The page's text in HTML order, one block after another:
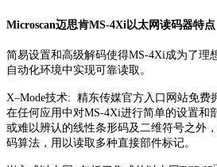
Microscan迈思肯MS-4Xi以太网读码器特点
简易设置和高级解码使得MS-4Xi成为了理想
自动化环境中实现可靠读取。
X–Mode技术: 精东传媒官方入口网站免费
在任何应用中对MS-4Xi进行简单的设置和部
或难以辨认的线性条形码及二维符号之外
码算法，用以读取多种直接部件标记。